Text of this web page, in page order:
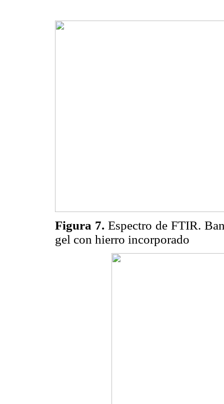
Figura 7. Espectro de FTIR.
gel con hierro incorporado